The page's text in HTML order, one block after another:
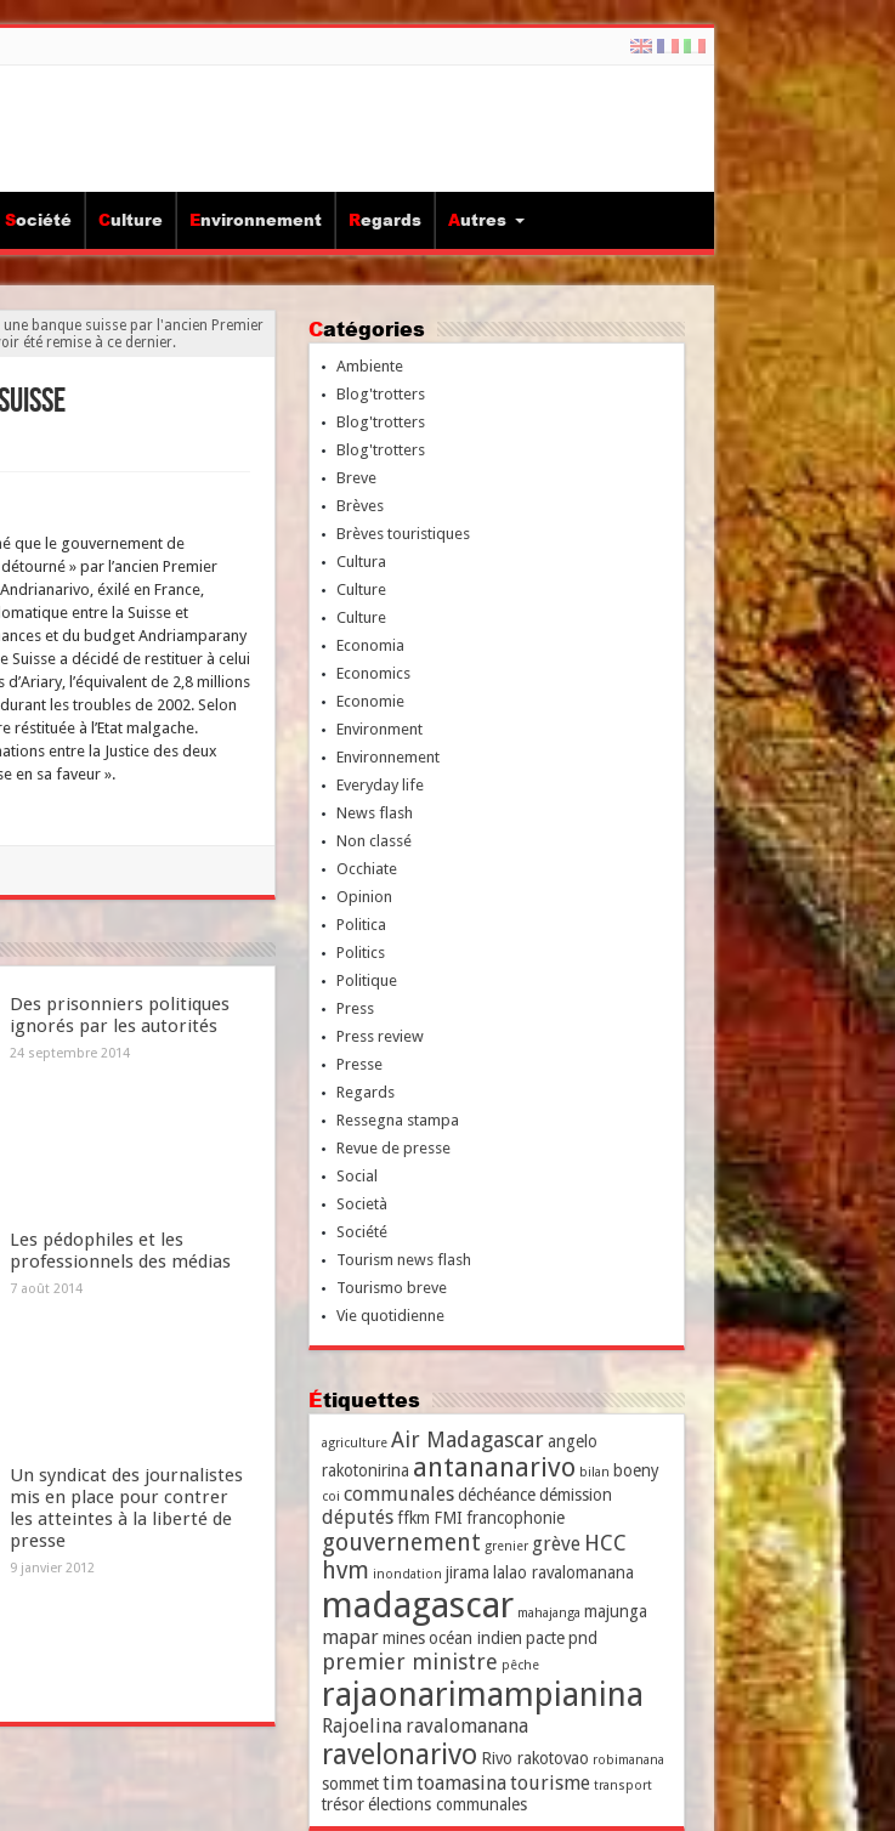
Société Culture Environnement Regards Autres
banque suisse par l'ancien Premier
été remise à ce dernier.
que le gouvernement de
» par l’ancien Premier
éxilé en France,
entre la Suisse et
et du budget Andriamparany
a décidé de restituer à celui
l’équivalent de 2,8 millions
les troubles de 2002. Selon
réstituée à l’Etat malgache.
entre la Justice des deux
en sa faveur ».
Des prisonniers politiques
ignorés par les autorités
24 septembre 2014
Les pédophiles et les
professionnels des médias
7 août 2014
Un syndicat des journalistes
mis en place pour contrer
les atteintes à la liberté de
presse
9 janvier 2012
Catégories
Ambiente
Blog'trotters
Blog'trotters
Blog'trotters
Breve
Brèves
Brèves touristiques
Cultura
Culture
Culture
Economia
Economics
Economie
Environment
Environnement
Everyday life
News flash
Non classé
Occhiate
Opinion
Politica
Politics
Politique
Press
Press review
Presse
Regards
Ressegna stampa
Revue de presse
Social
Società
Société
Tourism news flash
Tourismo breve
Vie quotidienne
Étiquettes
agriculture Air Madagascar angelo
rakotonirina antananarivo bilan boeny
coi communales déchéance démission
députés ffkm FMI francophonie
gouvernement grenier grève HCC
hvm inondation jirama lalao ravalomanana
madagascar mahajanga majunga
mapar mines océan indien pacte pnd
premier ministre pêche
rajaonarimampianina
Rajoelina ravalomanana
ravelonarivo Rivo rakotovao robimanana
sommet timtoamasinatourisme transport
trésor élections communales